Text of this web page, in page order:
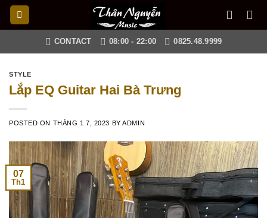
Skip
CONTACT 08:00 - 22:00 0825.48.9999
STYLE
Lắp EQ Guitar Hai Bà Trưng
POSTED ON THÁNG 1 7, 2023 BYADMIN
07
Th1